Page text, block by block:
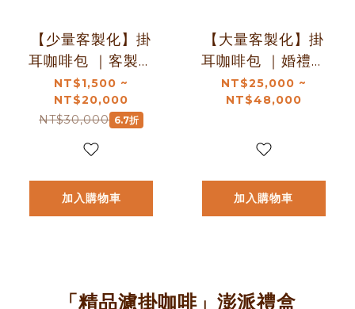
【少量客製化】掛
耳咖啡包 ｜客製圖
案 ｜送禮珍藏
NT$1,500 ~
NT$20,000
NT$30,000 6.7折
加入購物車
【大量客製化】掛
耳咖啡包 ｜婚禮小
物｜公司宣傳贈品
NT$25,000 ~
NT$48,000
加入購物車
「精品濾掛咖啡」澎派禮盒